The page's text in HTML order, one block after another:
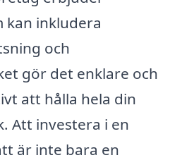
kan inkludera
och
gör det enklare och
att hålla hela din
Att investera i en
är inte bara en